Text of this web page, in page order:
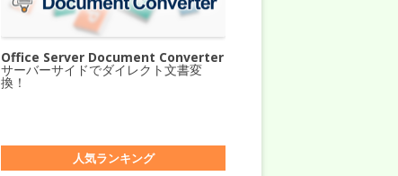
Office Server Document Converter
サーバーサイドでダイレクト文書変
換！
人気ランキング